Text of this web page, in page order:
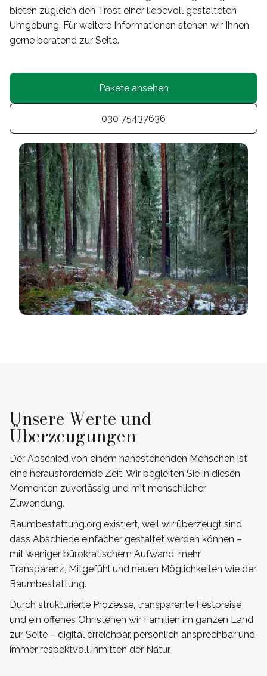
bieten zugleich den Trost einer liebevoll gestalteten
Umgebung. Für weitere Informationen stehen wir Ihnen
gerne beratend zur Seite.
Pakete ansehen
030 75437636
Unsere Werte und
Überzeugungen
Der Abschied von einem nahestehenden Menschen ist
eine herausfordernde Zeit. Wir begleiten Sie in diesen
Momenten zuverlässig und mit menschlicher
Zuwendung.
Baumbestattung.org existiert, weil wir überzeugt sind,
dass Abschiede einfacher gestaltet werden können –
mit weniger bürokratischem Aufwand, mehr
Transparenz, Mitgefühl und neuen Möglichkeiten wie der
Baumbestattung.
Durch strukturierte Prozesse, transparente Festpreise
und ein offenes Ohr stehen wir Familien im ganzen Land
zur Seite – digital erreichbar, persönlich ansprechbar und
immer respektvoll inmitten der Natur.